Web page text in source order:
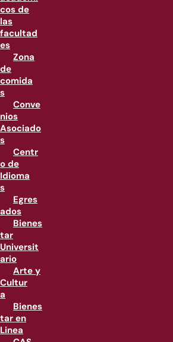
cos de
las
facultad
es
Zona
de
comida
s
Conve
nios
Asociado
s
Centr
o de
Idioma
s
Egres
ados
Bienes
tar
Universit
ario
Arte y
Cultur
a
Bienes
tar en
Linea